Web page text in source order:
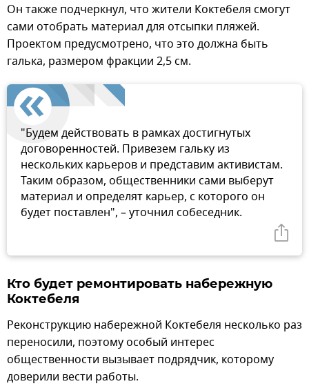
Он также подчеркнул, что жители Коктебеля смогут
сами отобрать материал для отсыпки пляжей.
Проектом предусмотрено, что это должна быть
галька, размером фракции 2,5 см.
"Будем действовать в рамках достигнутых
договоренностей. Привезем гальку из
нескольких карьеров и представим активистам.
Таким образом, общественники сами выберут
материал и определят карьер, с которого он
будет поставлен", – уточнил собеседник.
Кто будет ремонтировать набережную
Коктебеля
Реконструкцию набережной Коктебеля несколько раз
переносили, поэтому особый интерес
общественности вызывает подрядчик, которому
доверили вести работы.